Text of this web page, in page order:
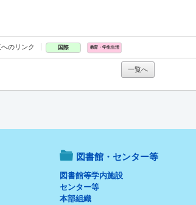
のリンク 国際 教育・学生生活
一覧へ
図書館・センター等
図書館等学内施設
センター等
本部組織